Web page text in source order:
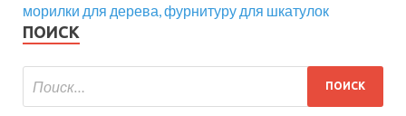
морилки для дерева, фурнитуру для шкатулок
ПОИСК